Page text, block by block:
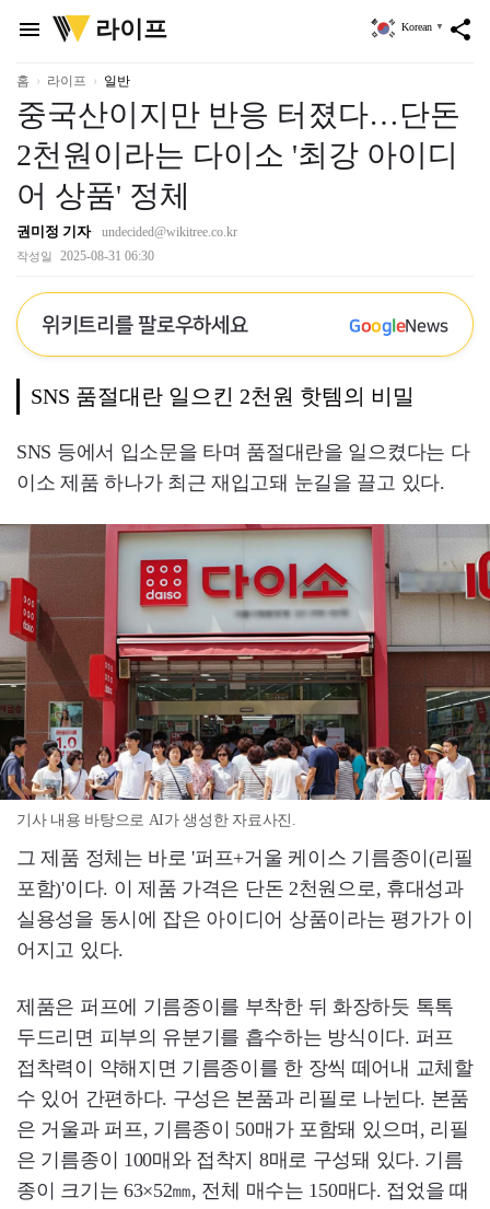
menu
위
키
리
라이프 share
Korean ▼
홈 라이프 일반
중국산이지만 반응 터졌다…단돈
2천원이라는 다이소 '최강 아이디
어 상품' 정체
권미정 기자 undecided@wikitree.co.kr
작성일 2025-08-31 06:30
위키트리를 팔로우하세요 GoogleNews
SNS 품절대란 일으킨 2천원 핫템의 비밀
SNS 등에서 입소문을 타며 품절대란을 일으켰다는 다
이소 제품 하나가 최근 재입고돼 눈길을 끌고 있다.
기사 내용 바탕으로 AI가 생성한 자료사진.
그 제품 정체는 바로 '퍼프+거울 케이스 기름종이(리필
포함)'이다. 이 제품 가격은 단돈 2천원으로, 휴대성과
실용성을 동시에 잡은 아이디어 상품이라는 평가가 이
어지고 있다.
제품은 퍼프에 기름종이를 부착한 뒤 화장하듯 톡톡
두드리면 피부의 유분기를 흡수하는 방식이다. 퍼프
접착력이 약해지면 기름종이를 한 장씩 떼어내 교체할
수 있어 간편하다. 구성은 본품과 리필로 나뉜다. 본품
은 거울과 퍼프, 기름종이 50매가 포함돼 있으며, 리필
은 기름종이 100매와 접착지 8매로 구성돼 있다. 기름
종이 크기는 63×52㎜, 전체 매수는 150매다. 접었을 때